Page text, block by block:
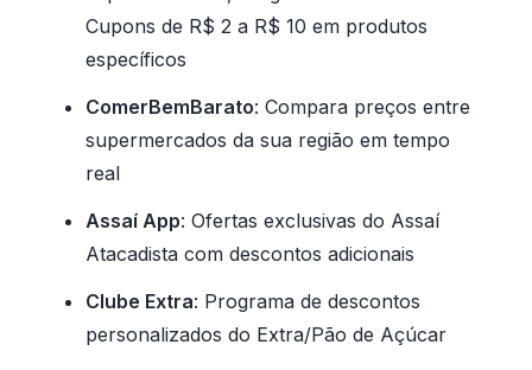
Cupons de R$ 2 a R$ 10 em produtos
específicos
ComerBemBarato: Compara preços entre
supermercados da sua região em tempo
real
Assaí App: Ofertas exclusivas do Assaí
Atacadista com descontos adicionais
Clube Extra: Programa de descontos
personalizados do Extra/Pão de Açúcar